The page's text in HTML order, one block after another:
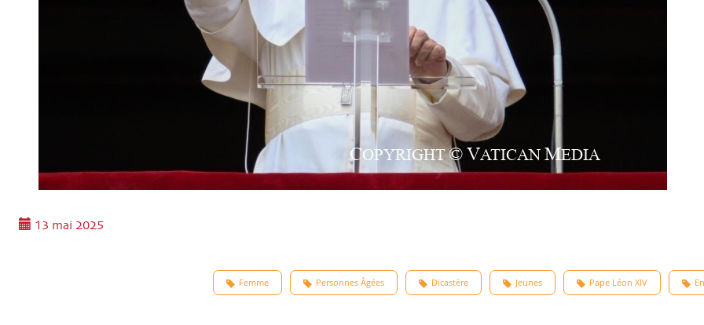
13 mai 2025
Pape Léon XIV
Jeunes
Dicastère
Personnes Âgées
Femme